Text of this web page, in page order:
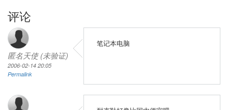
评论
匿名天使 (未验证)
2006-02-14 20:05
Permalink
笔记本电脑